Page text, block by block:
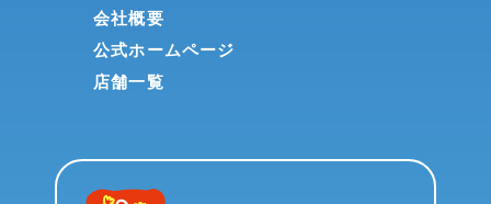
会社概要
公式ホームページ
店舗一覧